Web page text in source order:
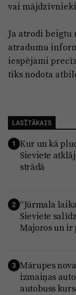
vai
Ja atrodi
atradumu
iespējami
tiks nodota
LASĪTĀKAIS
1 Kur un kā
Sieviete
strādā
2 “Jūrmala
Sieviete
Majoros un ir
3 Mārupes
izmaiņas
autobuss